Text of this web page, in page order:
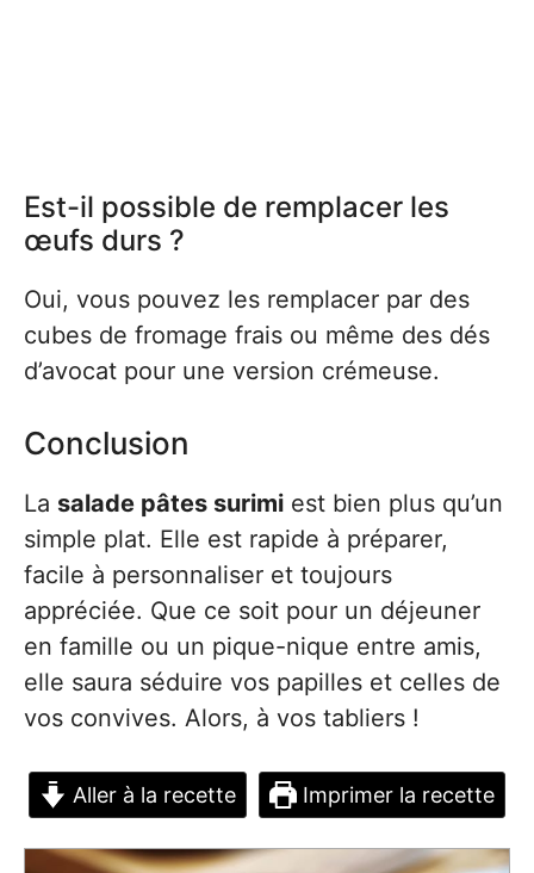
Est-il possible de remplacer les
œufs durs ?
Oui, vous pouvez les remplacer par des
cubes de fromage frais ou même des dés
d’avocat pour une version crémeuse.
Conclusion
La salade pâtes surimi est bien plus qu’un
simple plat. Elle est rapide à préparer,
facile à personnaliser et toujours
appréciée. Que ce soit pour un déjeuner
en famille ou un pique-nique entre amis,
elle saura séduire vos papilles et celles de
vos convives. Alors, à vos tabliers !
Aller à la recette Imprimer la recette